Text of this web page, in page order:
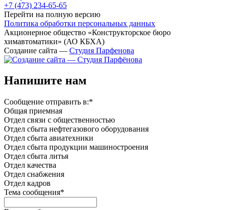
+7 (473) 234-65-65
Перейти на полную версию
Политика обработки персональных данных
Акционерное общество «Конструкторское бюро
химавтоматики» (АО КБХА)
Создание сайта — Студия Парфенова
Напишите нам
Сообщение отправить в:*
Общая приемная
Отдел связи с общественностью
Oтдел сбыта нефтегазового оборудования
Отдел сбыта авиатехники
Отдел сбыта продукции машиностроения
Отдел сбыта литья
Отдел качества
Oтдел снабжения
Отдел кадров
Тема сообщения*